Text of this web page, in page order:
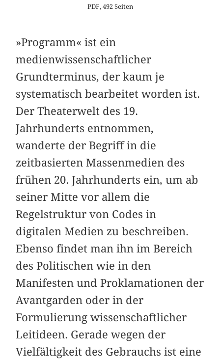
PDF, 492 Seiten
»Programm« ist ein
medienwissenschaftlicher
Grundterminus, der kaum je
systematisch bearbeitet worden ist.
Der Theaterwelt des 19.
Jahrhunderts entnommen,
wanderte der Begriff in die
zeitbasierten Massenmedien des
frühen 20. Jahrhunderts ein, um ab
seiner Mitte vor allem die
Regelstruktur von Codes in
digitalen Medien zu beschreiben.
Ebenso findet man ihn im Bereich
des Politischen wie in den
Manifesten und Proklamationen der
Avantgarden oder in der
Formulierung wissenschaftlicher
Leitideen. Gerade wegen der
Vielfältigkeit des Gebrauchs ist eine